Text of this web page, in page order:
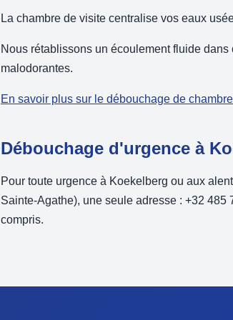
La chambre de visite centralise vos eaux
Nous rétablissons un écoulement fluide
malodorantes.
En savoir plus sur le débouchage de
Débouchage d'urgence à
Pour toute urgence à Koekelberg ou aux
Sainte-Agathe), une seule adresse : +32
compris.